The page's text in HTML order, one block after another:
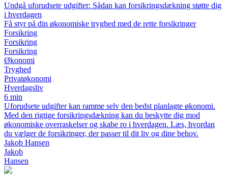
Undgå uforudsete udgifter: Sådan kan forsikringsdækning støtte dig
i hverdagen
Få styr på din økonomiske tryghed med de rette forsikringer
Forsikring
Forsikring
Forsikring
Økonomi
Tryghed
Privatøkonomi
Hverdagsliv
6 min
Uforudsete udgifter kan ramme selv den bedst planlagte økonomi.
Med den rigtige forsikringsdækning kan du beskytte dig mod
økonomiske overraskelser og skabe ro i hverdagen. Læs, hvordan
du vælger de forsikringer, der passer til dit liv og dine behov.
Jakob Hansen
Jakob
Hansen